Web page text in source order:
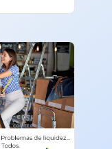
nunca lo compartimos con